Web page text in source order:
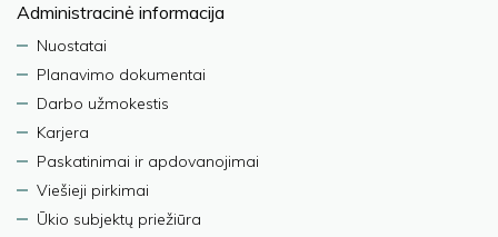
Administracinė informacija
Nuostatai
Planavimo dokumentai
Darbo užmokestis
Karjera
Paskatinimai ir apdovanojimai
Viešieji pirkimai
Ūkio subjektų priežiūra